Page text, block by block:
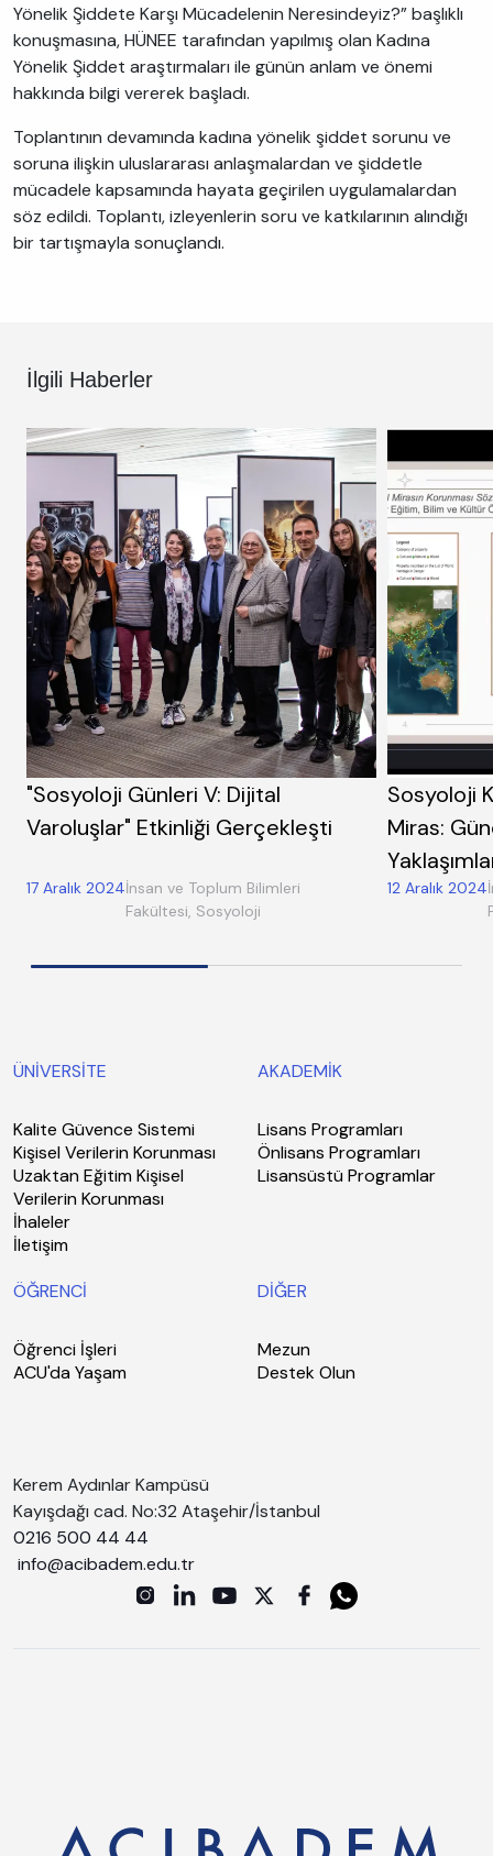
Yönelik Şiddete Karşı Mücadelenin Neresindeyiz?” başlıklı
konuşmasına, HÜNEE tarafından yapılmış olan Kadına
Yönelik Şiddet araştırmaları ile günün anlam ve önemi
hakkında bilgi vererek başladı.
Toplantının devamında kadına yönelik şiddet sorunu ve
soruna ilişkin uluslararası anlaşmalardan ve şiddetle
mücadele kapsamında hayata geçirilen uygulamalardan
söz edildi. Toplantı, izleyenlerin soru ve katkılarının alındığı
bir tartışmayla sonuçlandı.
İlgili Haberler
"Sosyoloji Günleri V: Dijital
Varoluşlar" Etkinliği Gerçekleşti
17 Aralık 2024İnsan ve Toplum Bilimleri
Fakültesi, Sosyoloji
Sosyoloji
Miras:
12 Aralık 2024
ÜNİVERSİTE
Kalite Güvence Sistemi
Kişisel Verilerin Korunması
Uzaktan Eğitim Kişisel
Verilerin Korunması
İhaleler
İletişim
AKADEMİK
Lisans Programları
Önlisans Programları
Lisansüstü Programlar
ÖĞRENCİ
Öğrenci İşleri
ACU'da Yaşam
DİĞER
Mezun
Destek Olun
Kerem Aydınlar Kampüsü
Kayışdağı cad. No:32 Ataşehir/İstanbul
0216 500 44 44
info@acibadem.edu.tr